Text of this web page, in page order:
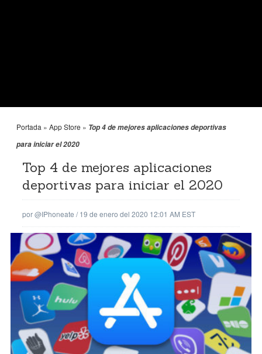
Portada » App Store » Top 4 de mejores aplicaciones deportivas
para iniciar el 2020
Top 4 de mejores aplicaciones
deportivas para iniciar el 2020
por@iPhoneate /19 de enero del 2020 12:01 AM EST